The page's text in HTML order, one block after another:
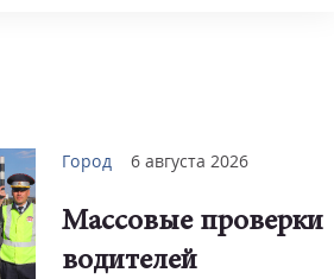
Город 6 августа 2026
Массовые проверки
водителей